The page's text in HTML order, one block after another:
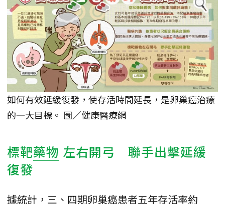
如何有效延緩復發，使存活時間延長，是卵巢癌治療
的一大目標。 圖／健康醫療網
標靶藥物 左右開弓 聯手出擊延緩
復發
據統計，三、四期卵巢癌患者五年存活率約